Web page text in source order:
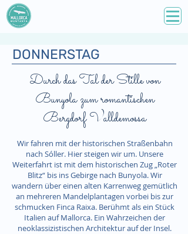
DONNERSTAG
Durch das Tal der Stille von
Bunyola zum romantischen
Bergdorf Valldemossa
Wir fahren mit der historischen Straßenbahn
nach Sóller. Hier steigen wir um. Unsere
Weiterfahrt ist mit dem historischen Zug „Roter
Blitz“ bis ins Gebirge nach Bunyola. Wir
wandern über einen alten Karrenweg gemütlich
an mehreren Mandelplantagen vorbei bis zur
schmucken Finca Raixa. Berühmt als ein Stück
Italien auf Mallorca. Ein Wahrzeichen der
neoklassizistischen Architektur auf der Insel.